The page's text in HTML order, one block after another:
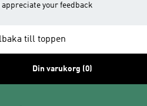
your feedback
till toppen
Din varukorg (0)